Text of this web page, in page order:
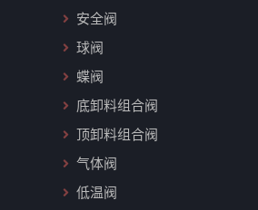
安全阀
球阀
蝶阀
底卸料组合阀
顶卸料组合阀
气体阀
低温阀